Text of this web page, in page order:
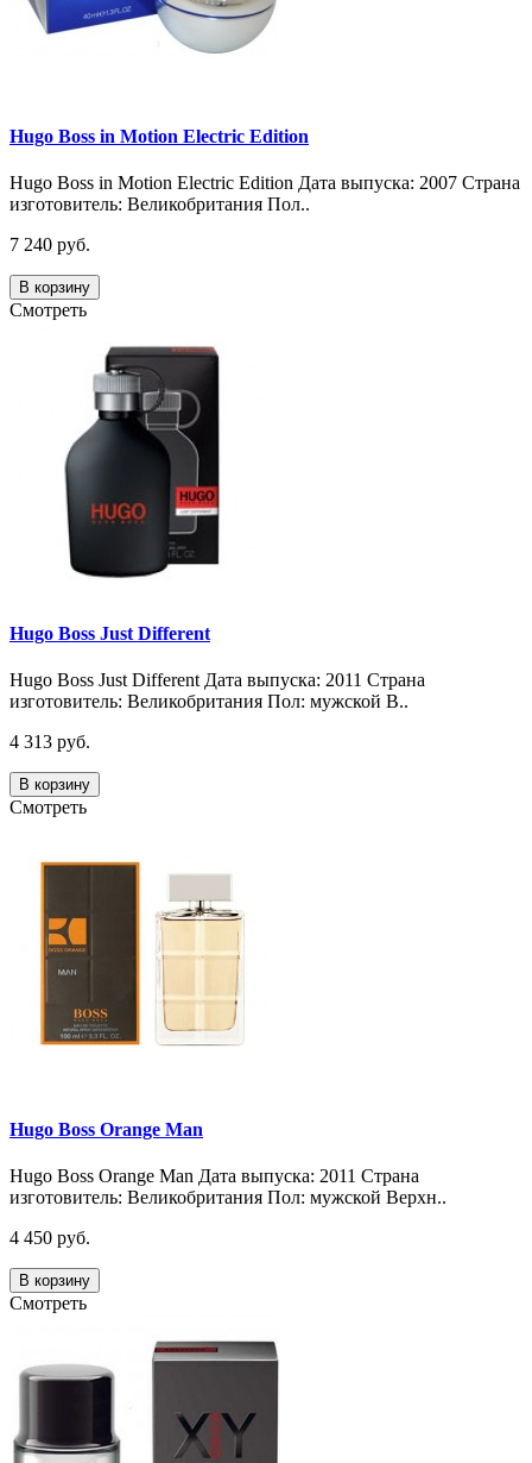
Hugo Boss in Motion Electric Edition
Hugo Boss in Motion Electric Edition Дата выпуска: 2007 Страна
изготовитель: Великобритания Пол..
7 240 руб.
В корзину
Смотреть
Hugo Boss Just Different
Hugo Boss Just Different Дата выпуска: 2011 Страна
изготовитель: Великобритания Пол: мужской В..
4 313 руб.
В корзину
Смотреть
Hugo Boss Orange Man
Hugo Boss Orange Man Дата выпуска: 2011 Страна
изготовитель: Великобритания Пол: мужской Верхн..
4 450 руб.
В корзину
Смотреть